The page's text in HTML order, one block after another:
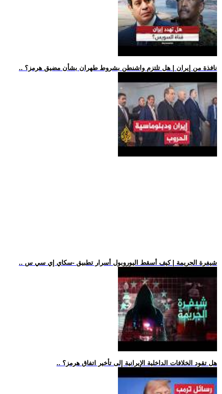
.. نافذة من إيران | هل تلتزم واشنطن بشروط طهران بشأن مضيق هرمز؟
.. شيفرة الجريمة | كيف أسقط اليوروبول أسرار تطبيق -سكاي إي سي س
.. هل تقود الخلافات الداخلية الإيرانية إلى تأخير اتفاق هرمز؟